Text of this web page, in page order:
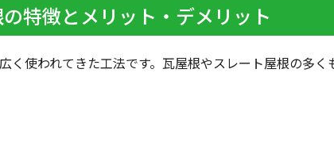
特徴とメリット・デメリット
く使われてきた工法です。瓦屋根やスレート屋根の多